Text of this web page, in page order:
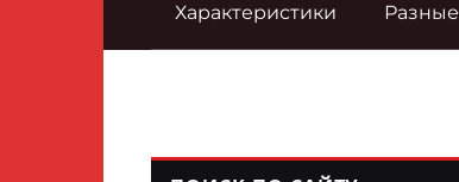
Характеристики Разные